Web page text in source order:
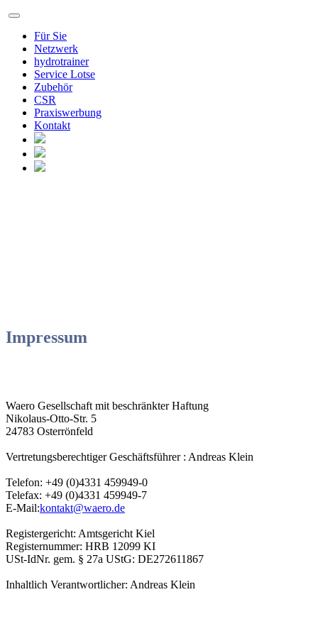
Für Sie
Netzwerk
hydrotrainer
Service Lotse
Zubehör
CSR
Praxiswerbung
Kontakt
Impressum
Waero Gesellschaft mit beschränkter Haftung
Nikolaus-Otto-Str. 5
24783 Osterrönfeld
Vertretungsberechtiger Geschäftsführer : Andreas Klein
Telefon: +49 (0)4331 459949-0
Telefax: +49 (0)4331 459949-7
E-Mail:kontakt@waero.de
Registergericht: Amtsgericht Kiel
Registernummer: HRB 12099 KI
USt-IdNr. gem. § 27a UStG: DE272611867
Inhaltlich Verantwortlicher: Andreas Klein